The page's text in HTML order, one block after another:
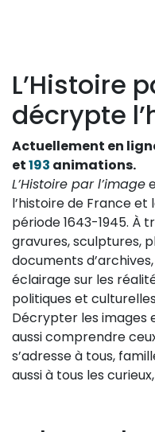
L’Histoire
décrypte
Actuellement en
et193 animations.
L’Histoire par l’image
l’histoire de France
période 1643-1945. À
gravures, sculptures,
documents
éclairage sur les
politiques et
Décrypter les images
aussi comprendre
s’adresse à tous,
aussi à tous les